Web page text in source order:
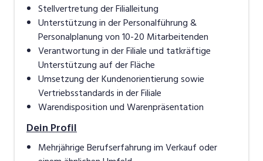
Stellvertretung der Filialleitung
Unterstützung in der Personalführung &
Personalplanung von 10-20 Mitarbeitenden
Verantwortung in der Filiale und tatkräftige
Unterstützung auf der Fläche
Umsetzung der Kundenorientierung sowie
Vertriebsstandards in der Filiale
Warendisposition und Warenpräsentation
Dein Profil
Mehrjährige Berufserfahrung im Verkauf oder